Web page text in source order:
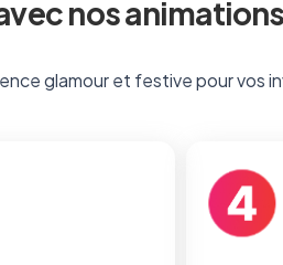
nos
glamour et festive pour vos